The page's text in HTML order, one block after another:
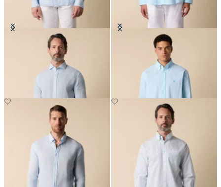
Slim Fit Hemd aus Leinen mit
Spread-Kragen
Regular Fit Hemd aus Seersucker
mit Button-Down-Kragen